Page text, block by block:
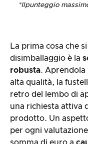
*Ilpunteggio
La prima cosa che
disimballaggio è la
robusta. Aprendola
alta qualità, la
retro del lembo di
una richiesta attiva
prodotto. Un
per ogni
somma di euro a